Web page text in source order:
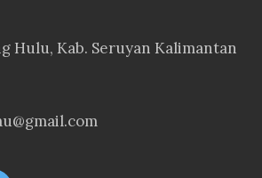
Hulu, Kab. Seruyan Kalimantan